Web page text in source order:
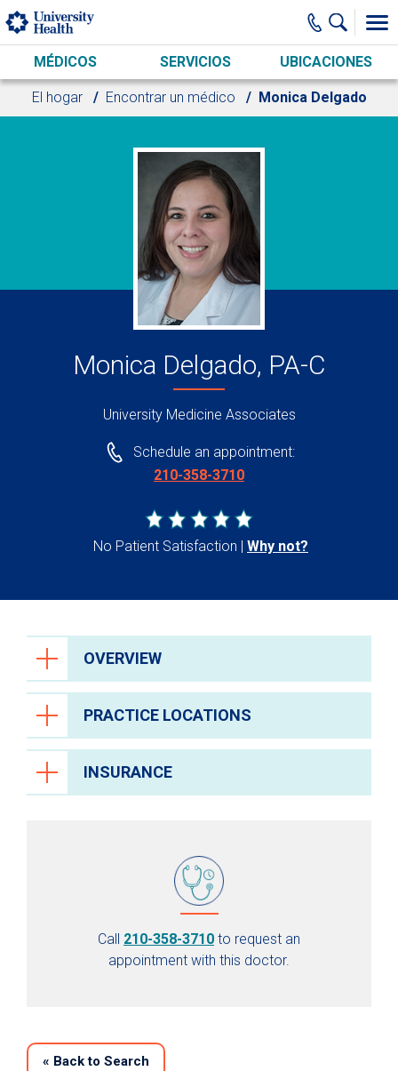
Skip to main content
MÉDICOS SERVICIOS UBICACIONES
El hogar Encontrar un médico Monica Delgado
Monica Delgado, PA-C
University Medicine Associates
Schedule an appointment:
210-358-3710
No Patient Satisfaction Why not?
OVERVIEW
PRACTICE LOCATIONS
INSURANCE
Call 210-358-3710 to request an
appointment with this doctor.
« Back to Search